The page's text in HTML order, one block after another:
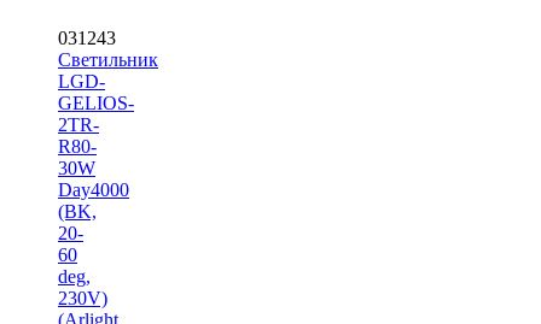
031243
Светильник
LGD-
GELIOS-
2TR-
R80-
30W
Day4000
(BK,
20-
60
deg,
230V)
(Arlight,